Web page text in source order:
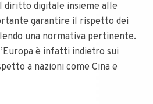
diritto digitale insieme alle
garantire il rispetto dei
una normativa pertinente.
è infatti indietro sui
a nazioni come Cina e